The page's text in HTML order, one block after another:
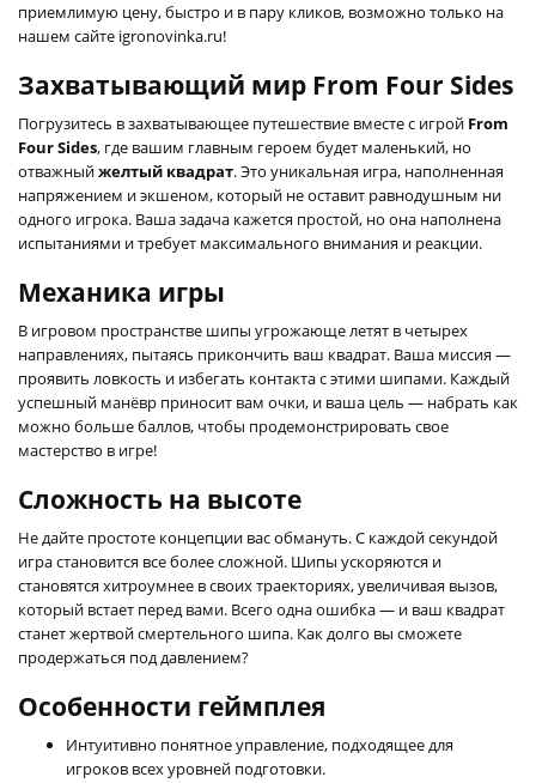
приемлимую цену, быстро и в пару кликов, возможно только на
нашем сайте igronovinka.ru!
Захватывающий мир From Four Sides
Погрузитесь в захватывающее путешествие вместе с игрой From
Four Sides, где вашим главным героем будет маленький, но
отважныйжелтый квадрат. Это уникальная игра, наполненная
напряжением и экшеном, который не оставит равнодушным ни
одного игрока. Ваша задача кажется простой, но она наполнена
испытаниями и требует максимального внимания и реакции.
Механика игры
В игровом пространстве шипы угрожающе летят в четырех
направлениях, пытаясь прикончить ваш квадрат. Ваша миссия —
проявить ловкость и избегать контакта с этими шипами. Каждый
успешный манёвр приносит вам очки, и ваша цель — набрать как
можно больше баллов, чтобы продемонстрировать свое
мастерство в игре!
Сложность на высоте
Не дайте простоте концепции вас обмануть. С каждой секундой
игра становится все более сложной. Шипы ускоряются и
становятся хитроумнее в своих траекториях, увеличивая вызов,
который встает перед вами. Всего одна ошибка — и ваш квадрат
станет жертвой смертельного шипа. Как долго вы сможете
продержаться под давлением?
Особенности геймплея
Интуитивно понятное управление, подходящее для
игроков всех уровней подготовки.